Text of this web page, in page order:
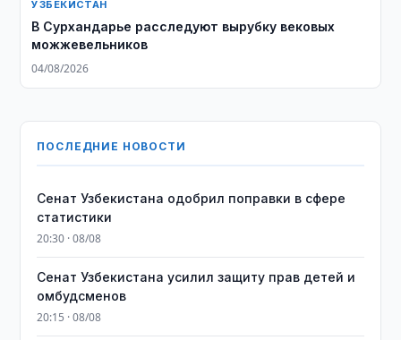
УЗБЕКИСТАН
В Сурхандарье расследуют вырубку вековых
можжевельников
04/08/2026
ПОСЛЕДНИЕ НОВОСТИ
Сенат Узбекистана одобрил поправки в сфере
статистики
20:30 · 08/08
Сенат Узбекистана усилил защиту прав детей и
омбудсменов
20:15 · 08/08